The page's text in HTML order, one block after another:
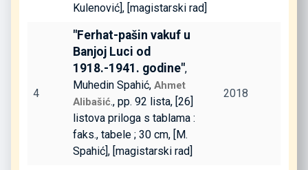
Kulenović], [magistarski rad]
4
"Ferhat-pašin vakuf u
Banjoj Luci od
1918.-1941. godine",
Muhedin Spahić, Ahmet
Alibašić., pp. 92 lista, [26]
listova priloga s tablama :
faks., tabele ; 30 cm, [M.
Spahić], [magistarski rad]
2018